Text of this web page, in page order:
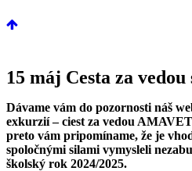
15 máj Cesta za
Dávame vám do pozornosti náš
exkurzií – ciest za vedou
preto vám pripomíname, že je
spoločnými silami vymysleli
školský rok 2024/2025.